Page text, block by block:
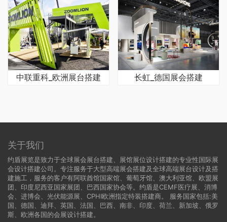
中联重科_欧洲展台搭建 长虹_德国展会搭建
关于我们
约盾展览是致力于全球展会展台搭建、展馆展位设计搭建的专业性国际展
会设计搭建公司。专注服务于大型高端展会搭建及全球高端展台设计及搭
建施工，服务的客户有阿联酋馆国家馆、葡萄牙馆、澳大利亚馆、欧盟展
团、印度尼西亚国家展团、巴西国家协会等。约盾是CEMF医疗展、消博
会、进博会、光伏能源展、CPHI欧洲指定特装搭建商。 服务国家包括:美
国
德国 、迪拜、英国、法国、巴西、南非、印度、荷兰、新加坡、俄罗
斯、欧洲各国的会展设计搭建。